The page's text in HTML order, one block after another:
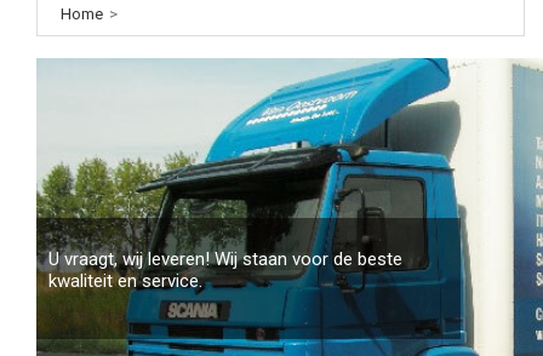
Home >
leveren! Wij staan voor de beste
service.